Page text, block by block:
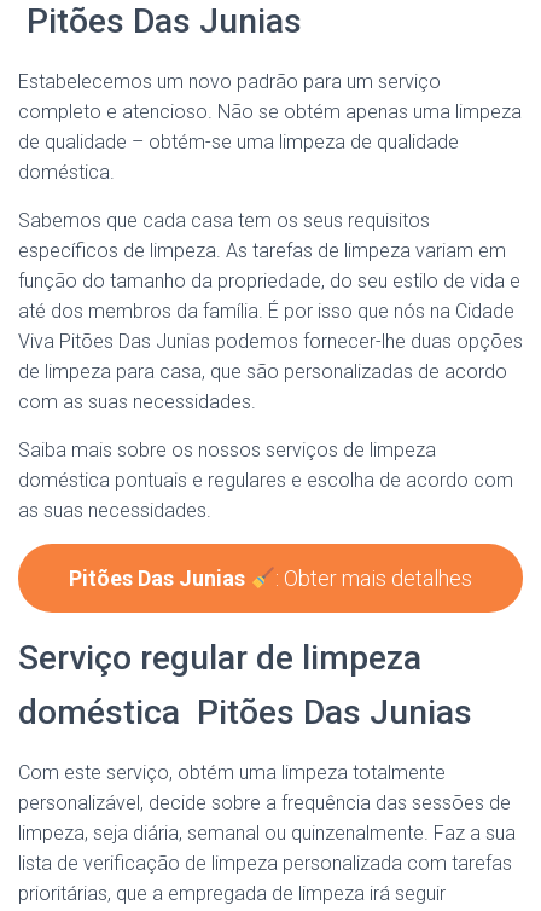
Pitões Das Junias
Estabelecemos um novo padrão para um serviço
completo e atencioso. Não se obtém apenas uma limpeza
de qualidade – obtém-se uma limpeza de qualidade
doméstica.
Sabemos que cada casa tem os seus requisitos
específicos de limpeza. As tarefas de limpeza variam em
função do tamanho da propriedade, do seu estilo de vida e
até dos membros da família. É por isso que nós na Cidade
Viva Pitões Das Junias podemos fornecer-lhe duas opções
de limpeza para casa, que são personalizadas de acordo
com as suas necessidades.
Saiba mais sobre os nossos serviços de limpeza
doméstica pontuais e regulares e escolha de acordo com
as suas necessidades.
Pitões Das Junias : Obter mais detalhes
Serviço regular de limpeza
doméstica Pitões Das Junias
Com este serviço, obtém uma limpeza totalmente
personalizável, decide sobre a frequência das sessões de
limpeza, seja diária, semanal ou quinzenalmente. Faz a sua
lista de verificação de limpeza personalizada com tarefas
prioritárias, que a empregada de limpeza irá seguir